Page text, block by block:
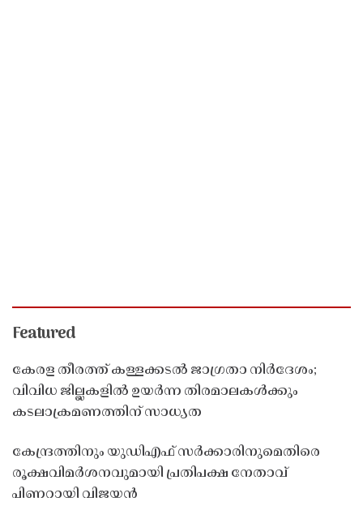
Featured
കേരള തീരത്ത് കള്ളക്കടൽ ജാഗ്രതാ നിർദേശം;
വിവിധ ജില്ലകളിൽ ഉയർന്ന തിരമാലകൾക്കും
കടലാക്രമണത്തിന് സാധ്യത
കേന്ദ്രത്തിനും യുഡിഎഫ് സർക്കാരിനുമെതിരെ
രൂക്ഷവിമർശനവുമായി പ്രതിപക്ഷ നേതാവ്
പിണറായി വിജയൻ